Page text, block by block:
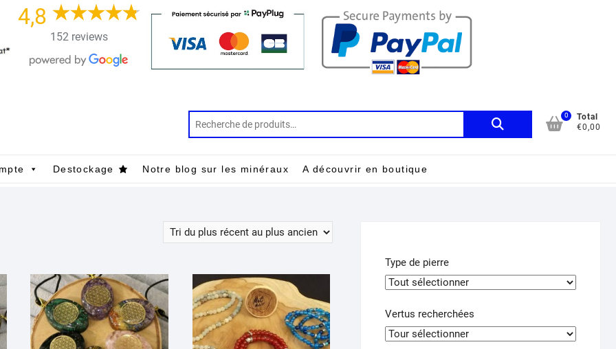
4,8
152 reviews
Recherche
0
Total
€0,00
Destockage Notre blog sur les minéraux A découvrir en boutique
Type de pierre
Vertus recherchées